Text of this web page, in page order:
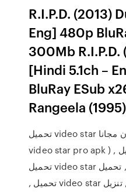
R.I.P.D. (2013)
Eng] 480p
300Mb R.I.P.D.
[Hindi 5.1ch –
BluRay ESub
Rangeela
تحميل video star مهكره للاندرويد و للايفون مجانا (
video star pro apk ) , تحميل video star للاندرويد ,
تحميل video star مهكره للاندرويد , تحميل video star
, تحميل video star مهكره للايفون , تنزيل video star